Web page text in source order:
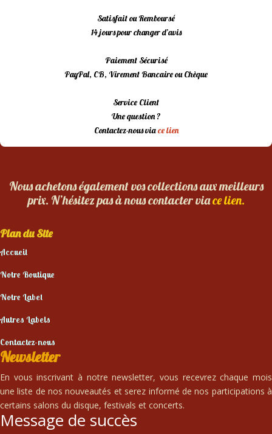
Satisfait ou Remboursé
14 jours pour changer d’avis
Paiement Sécurisé
PayPal, CB, Virement Bancaire ou Chèque
Service Client
Une question ?
Contactez-nous viace lien
Nous achetons également vos collections aux meilleurs
prix. N’hésitez pas à nous contacter viace lien.
Plan du Site
Accueil
Notre Boutique
Notre Label
Autres Labels
Contactez-nous
Newsletter
En vous inscrivant à notre newsletter, vous recevrez chaque mois
une liste de nos nouveautés et serez informé de nos participations à
certains salons du disque, festivals et concerts.
Message de succès